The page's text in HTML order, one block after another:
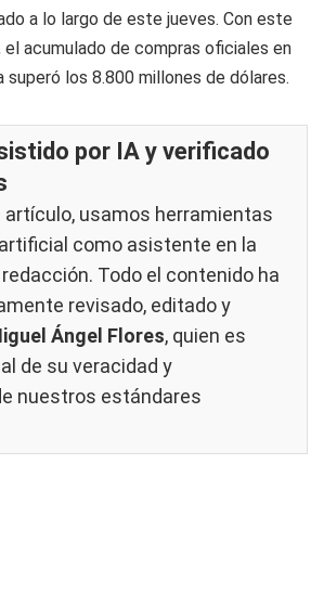
a lo largo de este jueves. Con este
el acumulado de compras oficiales en
superó los 8.800 millones de dólares.
por IA y verificado
artículo, usamos herramientas
como asistente en la
Todo el contenido ha
revisado, editado y
Ángel Flores, quien es
de su veracidad y
nuestros estándares